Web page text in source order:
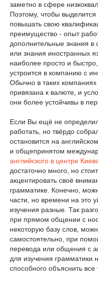
заметно в сфере
Поэтому, чтобы
повышать свою
преимущество - опыт
дополнительные знания в
или знания иностранных
наиболее просто и
устроится в компанию с
Обычно в таких
привязана к валюте, и
они более устойчивы в
Если Вы ещё не
работать, но твёрдо
остановится на
и общепринятом
английского в центре
достаточно много, но
акцентировать своё
грамматике. Конечно,
части, но времени на это
изучения разные. Так
при прямом общении с
некоторую базу слов,
самостоятельно, при
перевода или общения с
для изучения грамматики
способного объяснить все